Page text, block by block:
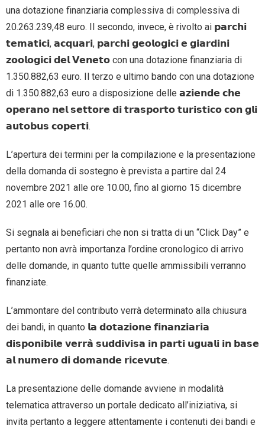
una dotazione finanziaria complessiva di complessiva di
20.263.239,48 euro. Il secondo, invece, è rivolto ai 𝗽𝗮𝗿𝗰𝗵𝗶
𝘁𝗲𝗺𝗮𝘁𝗶𝗰𝗶, 𝗮𝗰𝗾𝘂𝗮𝗿𝗶, 𝗽𝗮𝗿𝗰𝗵𝗶 𝗴𝗲𝗼𝗹𝗼𝗴𝗶𝗰𝗶 𝗲 𝗴𝗶𝗮𝗿𝗱𝗶𝗻𝗶
𝘇𝗼𝗼𝗹𝗼𝗴𝗶𝗰𝗶 𝗱𝗲𝗹 𝗩𝗲𝗻𝗲𝘁𝗼 con una dotazione finanziaria di
1.350.882,63 euro. Il terzo e ultimo bando con una dotazione
di 1.350.882,63 euro a disposizione delle 𝗮𝘇𝗶𝗲𝗻𝗱𝗲 𝗰𝗵𝗲
𝗼𝗽𝗲𝗿𝗮𝗻𝗼 𝗻𝗲𝗹 𝘀𝗲𝘁𝘁𝗼𝗿𝗲 𝗱𝗶 𝘁𝗿𝗮𝘀𝗽𝗼𝗿𝘁𝗼 𝘁𝘂𝗿𝗶𝘀𝘁𝗶𝗰𝗼 𝗰𝗼𝗻 𝗴𝗹𝗶
𝗮𝘂𝘁𝗼𝗯𝘂𝘀 𝗰𝗼𝗽𝗲𝗿𝘁𝗶.
L’apertura dei termini per la compilazione e la presentazione
della domanda di sostegno è prevista a partire dal 24
novembre 2021 alle ore 10.00, fino al giorno 15 dicembre
2021 alle ore 16.00.
Si segnala ai beneficiari che non si tratta di un “Click Day” e
pertanto non avrà importanza l’ordine cronologico di arrivo
delle domande, in quanto tutte quelle ammissibili verranno
finanziate.
L’ammontare del contributo verrà determinato alla chiusura
dei bandi, in quanto 𝗹𝗮 𝗱𝗼𝘁𝗮𝘇𝗶𝗼𝗻𝗲 𝗳𝗶𝗻𝗮𝗻𝘇𝗶𝗮𝗿𝗶𝗮
𝗱𝗶𝘀𝗽𝗼𝗻𝗶𝗯𝗶𝗹𝗲 𝘃𝗲𝗿𝗿𝗮̀ 𝘀𝘂𝗱𝗱𝗶𝘃𝗶𝘀𝗮 𝗶𝗻 𝗽𝗮𝗿𝘁𝗶 𝘂𝗴𝘂𝗮𝗹𝗶 𝗶𝗻 𝗯𝗮𝘀𝗲
𝗮𝗹 𝗻𝘂𝗺𝗲𝗿𝗼 𝗱𝗶 𝗱𝗼𝗺𝗮𝗻𝗱𝗲 𝗿𝗶𝗰𝗲𝘃𝘂𝘁𝗲.
La presentazione delle domande avviene in modalità
telematica attraverso un portale dedicato all’iniziativa, si
invita pertanto a leggere attentamente i contenuti dei bandi e